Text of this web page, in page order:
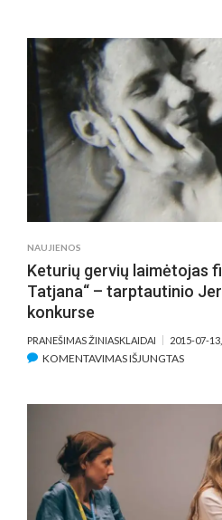
ŽICKYTĖ
KVIEČIA
LEISTIS
Į
SMAGŲ
NAUJIENOS
Keturių gervių laimėtojas
Tatjana“ – tarptautinio
konkurse
PRANEŠIMAS ŽINIASKLAIDAI 2015-07-
KOMENTAVIMAS IŠJUNGTASĮRAŠE
FILMAS